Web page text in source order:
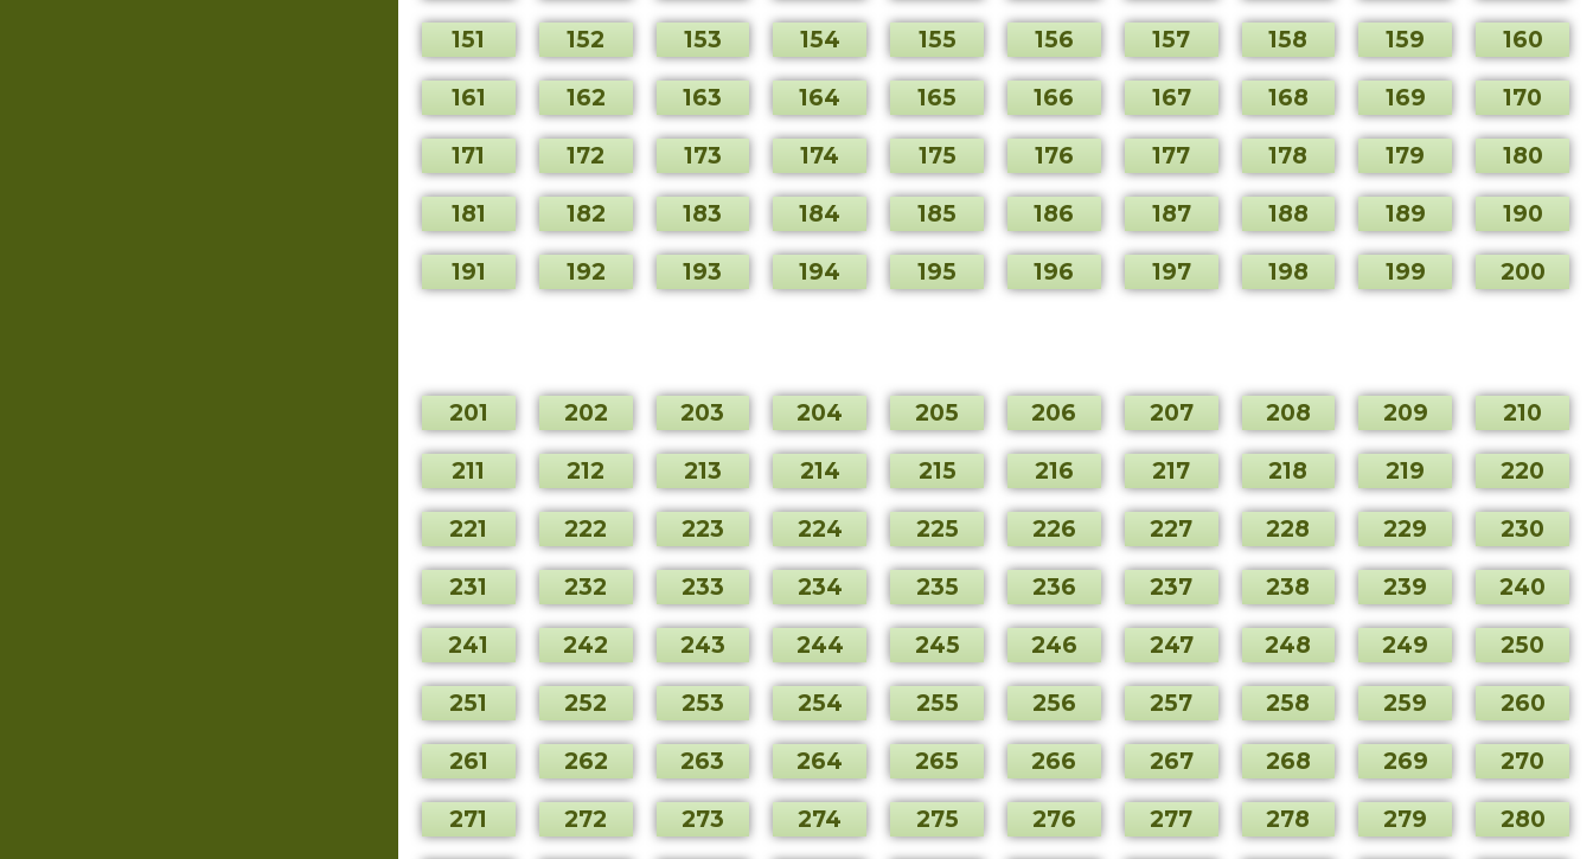
151
161
171
181
191
152
162
172
182
192
153
163
173
183
193
154
164
174
184
194
155
165
175
185
195
156
166
176
186
196
157
167
177
187
197
158
168
178
188
198
159
169
179
189
199
160
170
180
190
200
201
211
221
231
241
251
261
271
202
212
222
232
242
252
262
272
203
213
223
233
243
253
263
273
204
214
224
234
244
254
264
274
205
215
225
235
245
255
265
275
206
216
226
236
246
256
266
276
207
217
227
237
247
257
267
277
208
218
228
238
248
258
268
278
209
219
229
239
249
259
269
279
210
220
230
240
250
260
270
280